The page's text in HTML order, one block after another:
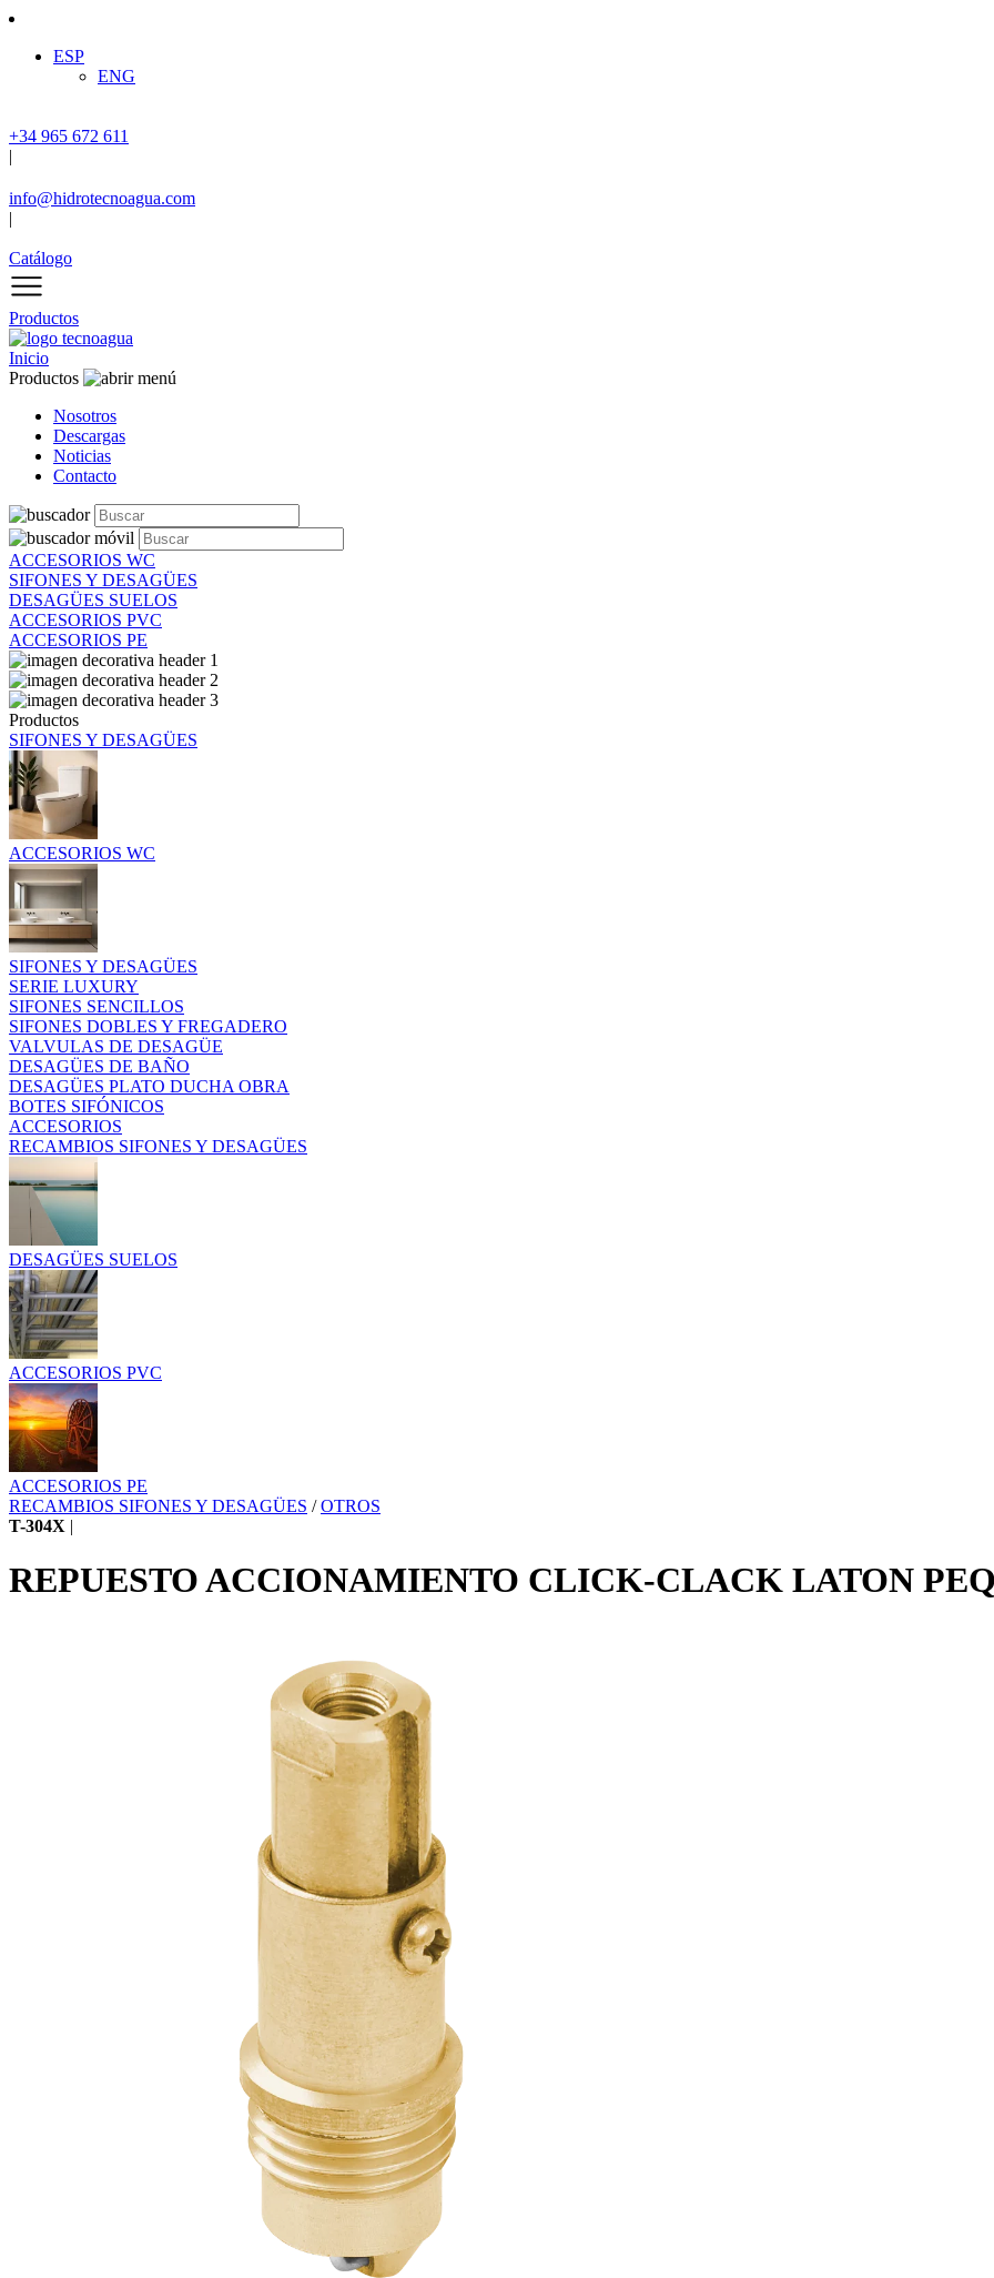
ESP
ENG
+34 965 672 611
|
info@hidrotecnoagua.com
|
Catálogo
Productos
Inicio
Productos
Nosotros
Descargas
Noticias
Contacto
ACCESORIOS WC
SIFONES Y DESAGÜES
DESAGÜES SUELOS
ACCESORIOS PVC
ACCESORIOS PE
Productos
SIFONES Y DESAGÜES
ACCESORIOS WC
SIFONES Y DESAGÜES
SERIE LUXURY
SIFONES SENCILLOS
SIFONES DOBLES Y FREGADERO
VALVULAS DE DESAGÜE
DESAGÜES DE BAÑO
DESAGÜES PLATO DUCHA OBRA
BOTES SIFÓNICOS
ACCESORIOS
RECAMBIOS SIFONES Y DESAGÜES
DESAGÜES SUELOS
ACCESORIOS PVC
ACCESORIOS PE
RECAMBIOS SIFONES Y DESAGÜES /OTROS
T-304X |
REPUESTO ACCIONAMIENTO CLICK-CLACK LATON